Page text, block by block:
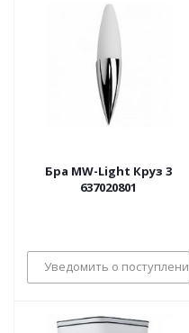
Бра MW-Light Круз 3
637020801
Уведомить о поступлении